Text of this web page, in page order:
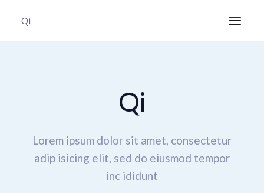
Qi
Qi
Lorem ipsum dolor sit amet, consectetur
adip isicing elit, sed do eiusmod tempor
inc ididunt